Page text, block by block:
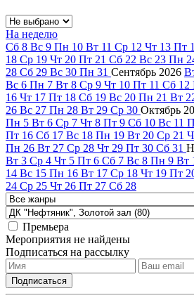
На неделю
Сб 8 Вс 9 Пн 10 Вт 11 Ср 12 Чт 13 Пт
18 Ср 19 Чт 20 Пт 21 Сб 22 Вс 23 Пн
28 Сб 29 Вс 30 Пн 31 Сентябрь 2026
Вс 6 Пн 7 Вт 8 Ср 9 Чт 10 Пт 11 Сб 12
16 Чт 17 Пт 18 Сб 19 Вс 20 Пн 21 Вт
26 Вс 27 Пн 28 Вт 29 Ср 30 Октябрь
Пн 5 Вт 6 Ср 7 Чт 8 Пт 9 Сб 10 Вс 11
Пт 16 Сб 17 Вс 18 Пн 19 Вт 20 Ср 21
Пн 26 Вт 27 Ср 28 Чт 29 Пт 30 Сб 31
Вт 3 Ср 4 Чт 5 Пт 6 Сб 7 Вс 8 Пн 9 Вт
14 Вс 15 Пн 16 Вт 17 Ср 18 Чт 19 Пт
24 Ср 25 Чт 26 Пт 27 Сб 28
Премьера
Мероприятия не найдены
Подписаться на рассылку